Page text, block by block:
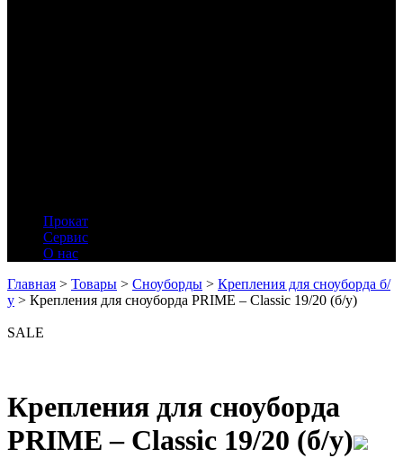
Прокат
Сервис
О нас
Главная > Товары > Сноуборды > Крепления для сноуборда б/
у > Крепления для сноуборда PRIME – Classic 19/20 (б/у)
SALE
Крепления для сноуборда
PRIME – Classic 19/20 (б/у)